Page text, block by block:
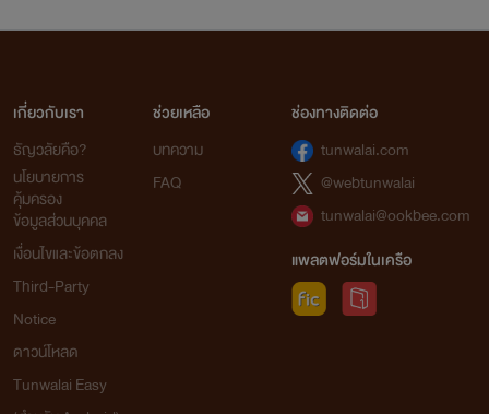
เกี่ยวกับเรา
ธัญวลัยคือ?
นโยบายการ
คุ้มครอง
ข้อมูลส่วนบุคคล
เงื่อนไขและข้อตกลง
Third-Party
Notice
ดาวน์โหลด
Tunwalai Easy
ช่วยเหลือ
บทความ
FAQ
ช่องทางติดต่อ
tunwalai.com
@webtunwalai
tunwalai@ookbee.com
แพลตฟอร์มในเครือ